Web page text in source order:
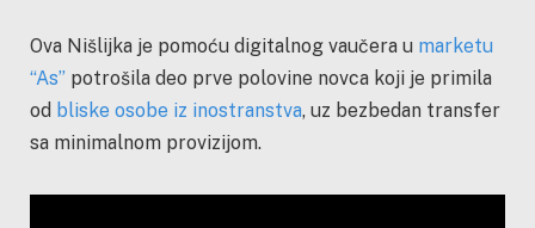
Ova Nišlijka je pomoću digitalnog vaučera u marketu
“As” potrošila deo prve polovine novca koji je primila
od bliske osobe iz inostranstva, uz bezbedan transfer
sa minimalnom provizijom.